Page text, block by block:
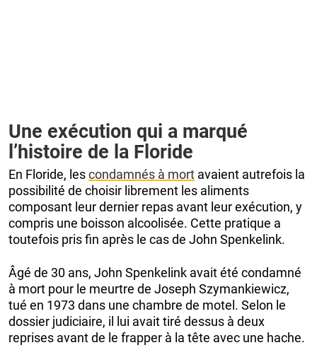
Une exécution qui a marqué
l’histoire de la Floride
En Floride, lescondamnés à mort avaient autrefois la
possibilité de choisir librement les aliments
composant leur dernier repas avant leur exécution, y
compris une boisson alcoolisée. Cette pratique a
toutefois pris fin après le cas de John Spenkelink.
Âgé de 30 ans, John Spenkelink avait été condamné
à mort pour le meurtre de Joseph Szymankiewicz,
tué en 1973 dans une chambre de motel. Selon le
dossier judiciaire, il lui avait tiré dessus à deux
reprises avant de le frapper à la tête avec une hache.